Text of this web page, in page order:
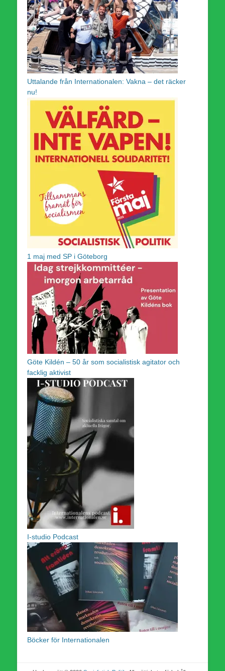
Uttalande från Internationalen: Vakna – det räcker
nu!
1 maj med SP i Göteborg
Göte Kildén – 50 år som socialistisk agitator och
facklig aktivist
I-studio Podcast
Böcker för Internationalen